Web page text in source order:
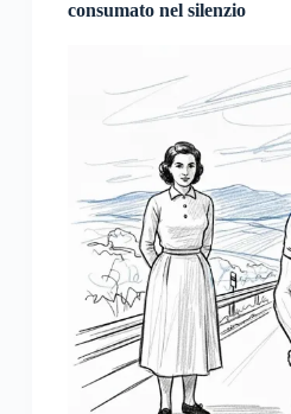
consumato nel silenzio